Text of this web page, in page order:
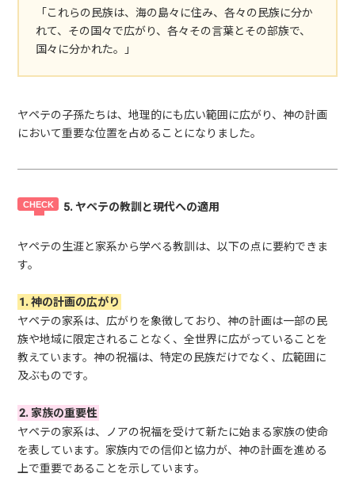
「これらの民族は、海の島々に住み、各々の民族に分か
れて、その国々で広がり、各々その言葉とその部族で、
国々に分かれた。」
ヤペテの子孫たちは、地理的にも広い範囲に広がり、神の計画
において重要な位置を占めることになりました。
5. ヤペテの教訓と現代への適用
ヤペテの生涯と家系から学べる教訓は、以下の点に要約できま
す。
1. 神の計画の広がり
ヤペテの家系は、広がりを象徴しており、神の計画は一部の民
族や地域に限定されることなく、全世界に広がっていることを
教えています。神の祝福は、特定の民族だけでなく、広範囲に
及ぶものです。
2. 家族の重要性
ヤペテの家系は、ノアの祝福を受けて新たに始まる家族の使命
を表しています。家族内での信仰と協力が、神の計画を進める
上で重要であることを示しています。